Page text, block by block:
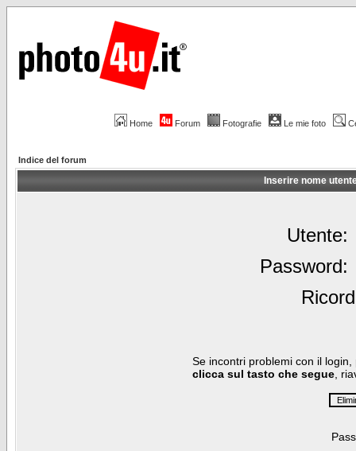
Home Forum Fotografie Le mie foto
Indice del forum
Inserire nome
Utente:
Password:
Se incontri problemi con il
clicca sul tasto che segue ,